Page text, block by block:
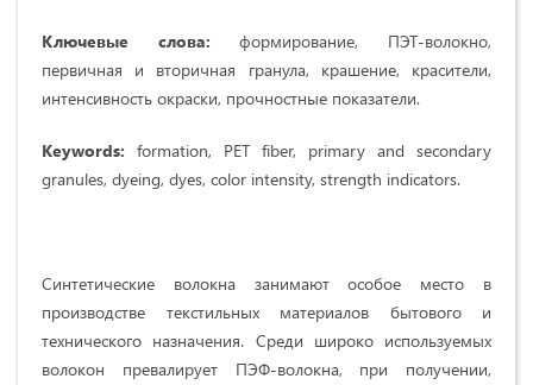
Ключевые слова:формирование,
ПЭТ-волокно,
первичная и вторичная гранула, крашение, красители,
интенсивность окраски, прочностные показатели.
Keywords: formation, PET fiber, primary and secondary
granules, dyeing, dyes, color intensity, strength indicators.
Синтетические волокна занимают особое место в
производстве текстильных материалов бытового и
технического назначения. Среди широко используемых
волокон превалирует ПЭФ-волокна, при получении,